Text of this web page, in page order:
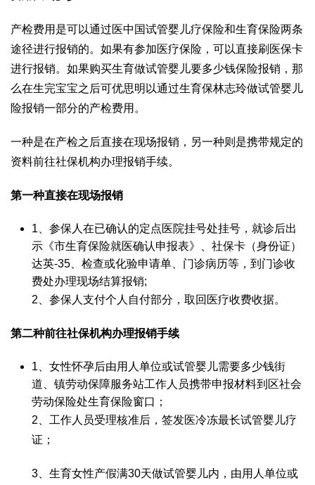
产检费用是可以通过医中国试管婴儿疗保险和生育保险两条
途径进行报销的。如果有参加医疗保险，可以直接刷医保卡
进行报销。如果购买生育做试管婴儿要多少钱保险报销，那
么在生完宝宝之后可优思明 以通过生育保林志玲做试管婴儿
险报销一部分的产检费用。
一种是在产检之后直接在现场报销，另一种则是携带规定的
资料前往社保机构办理报销手续。
第一种直接在现场报销
1、参保人在已确认的定点医院挂号处挂号，就诊后出
示《市生育保险就医确认申报表》、社保卡（身份证）
达英-35 、检查或化验申请单、门诊病历等，到门诊收
费处办理现场结算报销;
2、参保人支付个人自付部分，取回医疗收费收据。
第二种前往社保机构办理报销手续
1、女性怀孕后由用人单位或试管婴儿需要多少钱街
道、镇劳动保障服务站工作人员携带申报材料到区社会
劳动保险处生育保险窗口；
2、工作人员受理核准后，签发医冷冻最长试管婴儿疗
证；
3、生育女性产假满30天做试管婴儿内，由用人单位或